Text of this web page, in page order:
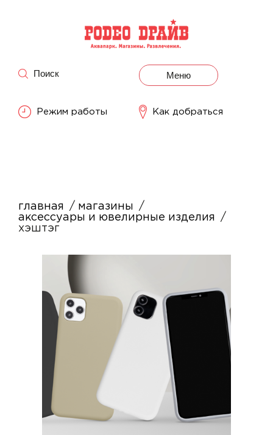
Поиск Меню
Режим работы Как добраться
главная
магазины
аксессуары и ювелирные изделия
хэштэг